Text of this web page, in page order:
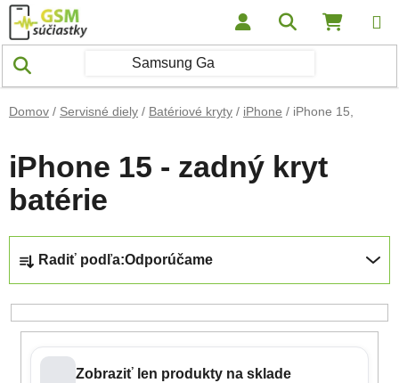
Prejsť na obsah Hľadať
Domov / Servisné diely / Batériové kryty / iPhone / iPhone 15,
iPhone 15 - zadný kryt
batérie
Radiť podľa:Odporúčame
Zobraziť len produkty na sklade